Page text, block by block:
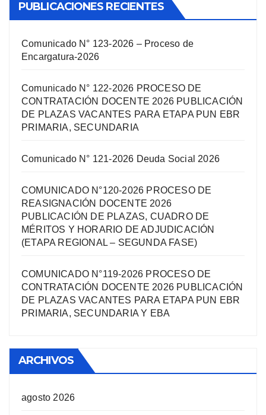
PUBLICACIONES RECIENTES
Comunicado N° 123-2026 – Proceso de
Encargatura-2026
Comunicado N° 122-2026 PROCESO DE
CONTRATACIÓN DOCENTE 2026 PUBLICACIÓN
DE PLAZAS VACANTES PARA ETAPA PUN EBR
PRIMARIA, SECUNDARIA
Comunicado N° 121-2026 Deuda Social 2026
COMUNICADO N°120-2026 PROCESO DE
REASIGNACIÓN DOCENTE 2026
PUBLICACIÓN DE PLAZAS, CUADRO DE
MÉRITOS Y HORARIO DE ADJUDICACIÓN
(ETAPA REGIONAL – SEGUNDA FASE)
COMUNICADO N°119-2026 PROCESO DE
CONTRATACIÓN DOCENTE 2026 PUBLICACIÓN
DE PLAZAS VACANTES PARA ETAPA PUN EBR
PRIMARIA, SECUNDARIA Y EBA
ARCHIVOS
agosto 2026